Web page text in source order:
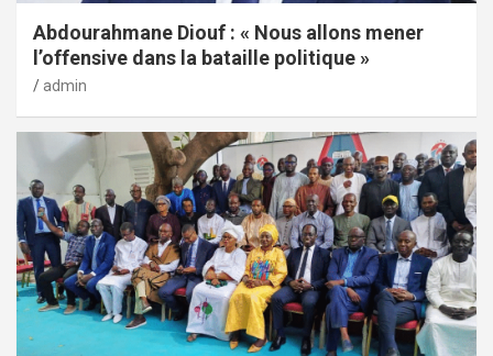
Abdourahmane Diouf : « Nous allons mener
l’offensive dans la bataille politique »
admin